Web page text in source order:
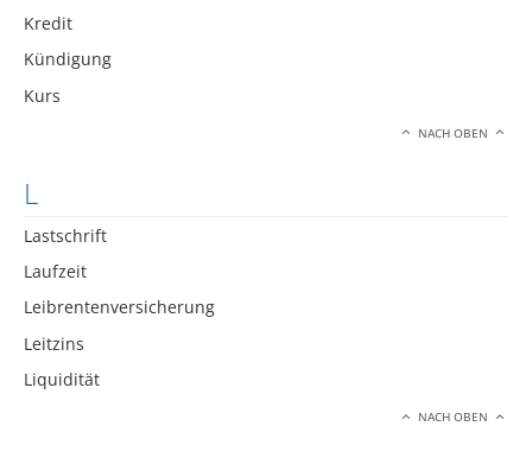
Kredit
Kündigung
Kurs
NACH OBEN
L
Lastschrift
Laufzeit
Leibrentenversicherung
Leitzins
Liquidität
NACH OBEN